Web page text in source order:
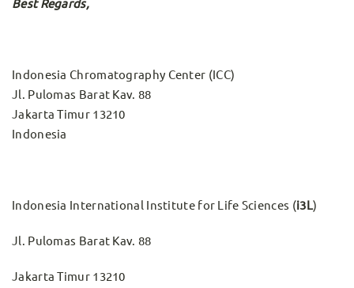
Indonesia Chromatography Center (ICC)
Jl. Pulomas Barat Kav. 88
Jakarta Timur 13210
Indonesia
Indonesia International Institute for Life Sciences (i3L)
Jl. Pulomas Barat Kav. 88
Jakarta Timur 13210